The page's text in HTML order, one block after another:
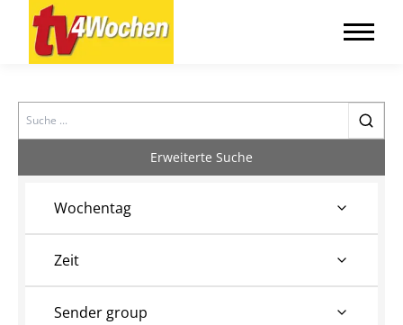
Search
Erweiterte Suche
Wochentag
Zeit
Sender group